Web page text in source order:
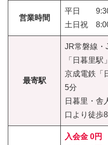
営業時間
平日 9:30
土日祝
最寄駅
JR常磐線・
「日暮里
京成電鉄「
5分
日暮里・舎
口より徒歩
入会金 0円